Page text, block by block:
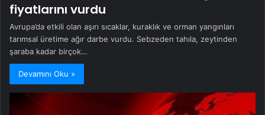
fiyatlarını vurdu
Avrupa’da etkili olan aşırı sıcaklar, kuraklık ve orman yangınları
tarımsal üretime ağır darbe vurdu. Sebzeden tahıla, zeytinden
şaraba kadar birçok…
Devamını Oku »